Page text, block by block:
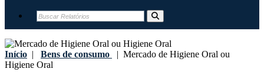
Início | Bens de consumo | Mercado de Higiene Oral ou
Higiene Oral